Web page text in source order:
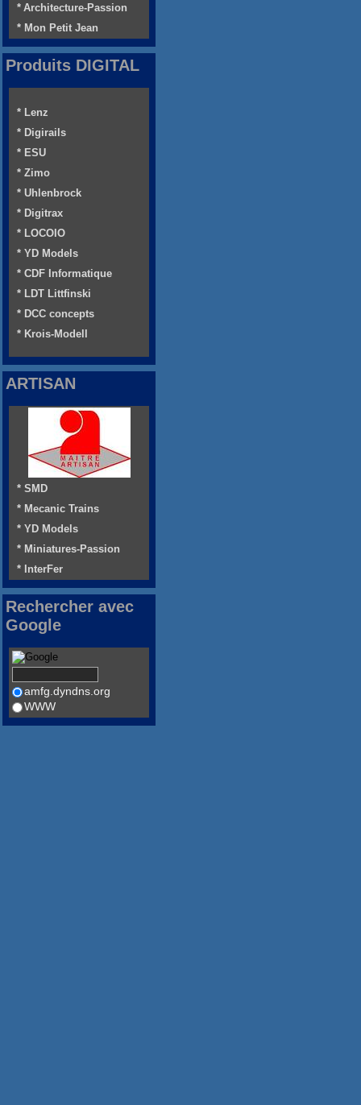
* Architecture-Passion
* Mon Petit Jean
Produits DIGITAL
* Lenz
* Digirails
* ESU
* Zimo
* Uhlenbrock
* Digitrax
* LOCOIO
* YD Models
* CDF Informatique
* LDT Littfinski
* DCC concepts
* Krois-Modell
ARTISAN
* SMD
* Mecanic Trains
* YD Models
* Miniatures-Passion
* InterFer
Rechercher avec
Google
amfg.dyndns.org
WWW